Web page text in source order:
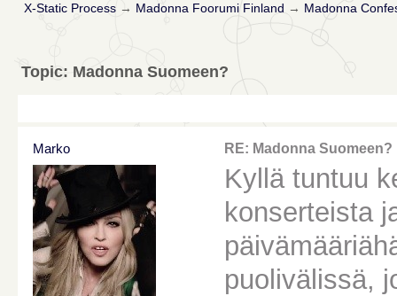
X-Static Process→ Madonna Foorumi Finland → Madonna
Topic: Madonna Suomeen?
Marko RE: Madonna Suomeen?
Kyllä tuntuu
konserteista
puolivälissä,